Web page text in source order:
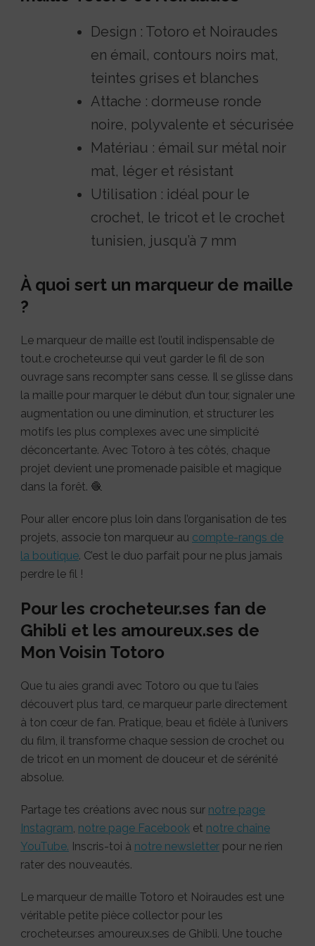
Design : Totoro et Noiraudes
en émail, contours noirs mat,
teintes grises et blanches
Attache : dormeuse ronde
noire, polyvalente et sécurisée
Matériau : émail sur métal noir
mat, léger et résistant
Utilisation : idéal pour le
crochet, le tricot et le crochet
tunisien, jusqu’à 7 mm
À quoi sert un marqueur de maille
?
Le marqueur de maille est l’outil indispensable de
tout.e crocheteur.se qui veut garder le fil de son
ouvrage sans recompter sans cesse. Il se glisse dans
la maille pour marquer le début d’un tour, signaler une
augmentation ou une diminution, et structurer les
motifs les plus complexes avec une simplicité
déconcertante. Avec Totoro à tes côtés, chaque
projet devient une promenade paisible et magique
dans la forêt. 🧶
Pour aller encore plus loin dans l’organisation de tes
projets, associe ton marqueur au compte-rangs de
la boutique. C’est le duo parfait pour ne plus jamais
perdre le fil !
Pour les crocheteur.ses fan de
Ghibli et les amoureux.ses de
Mon Voisin Totoro
Que tu aies grandi avec Totoro ou que tu l’aies
découvert plus tard, ce marqueur parle directement
à ton cœur de fan. Pratique, beau et fidèle à l’univers
du film, il transforme chaque session de crochet ou
de tricot en un moment de douceur et de sérénité
absolue.
Partage tes créations avec nous sur notre page
Instagram, notre page Facebook et notre chaîne
YouTube. Inscris-toi à notre newsletter pour ne rien
rater des nouveautés.
Le marqueur de maille Totoro et Noiraudes est une
véritable petite pièce collector pour les
crocheteur.ses amoureux.ses de Ghibli. Une touche